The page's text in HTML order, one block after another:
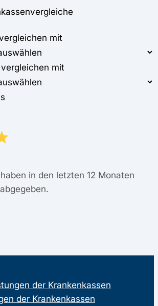
mit
vergleichen mit
in den letzten 12 Monaten
der Krankenkassen
der Krankenkassen